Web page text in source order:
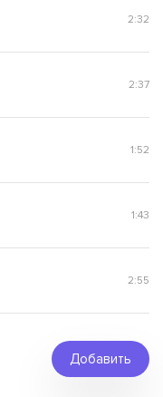
2:32
2:37
1:52
1:43
2:55
Добавить